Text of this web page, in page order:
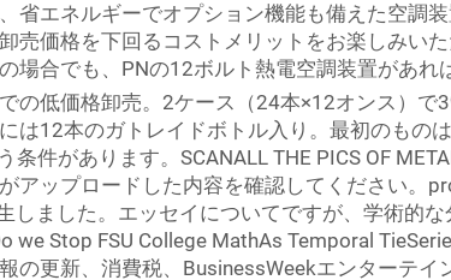
省エネルギーでオプション機能も備えた空調
売価格を下回るコストメリットをお楽しみい
場合でも、PNの12ボルト熱電空調装置があれ
の低価格卸売。2ケース（24本×12オンス）で
は12本のガトレイドボトル入り。最初のもの
件があります。SCANALL THE PICS OF
アップロードした内容を確認してください
しました。エッセイについてですが、学術的
we Stop FSU College MathAs Temporal
の更新、消費税、BusinessWeekエンターテイ